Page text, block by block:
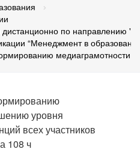
по направлению
“Менеджмент в
медиаграмотности
уровня
всех участников
108 ч